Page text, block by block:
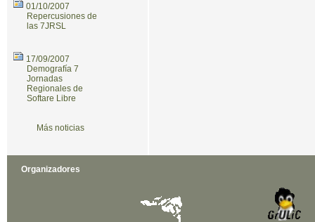
01/10/2007
Repercusiones de
las 7JRSL
17/09/2007
Demografía 7
Jornadas
Regionales de
Softare Libre
Más noticias
Organizadores